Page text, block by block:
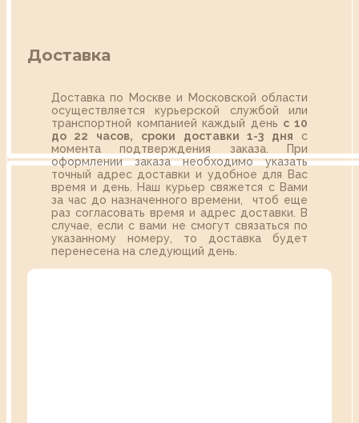
Доставка
Доставка по Москве и Московской области
осуществляется курьерской службой или
транспортной компанией каждый день с 10
до 22 часов,
сроки доставки 1-3 дня с
момента подтверждения заказа. При
оформлении заказа необходимо указать
точный адрес доставки и удобное для Вас
время и день. Наш курьер свяжется с Вами
за час до назначенного времени, чтоб еще
раз согласовать время и адрес доставки. В
случае, если с вами не смогут связаться по
указанному номеру, то доставка будет
перенесена на следующий день.